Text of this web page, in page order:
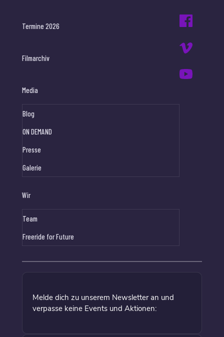
Termine 2026
Filmarchiv
Media
Blog
ON DEMAND
Presse
Galerie
Wir
Team
Freeride for Future
Melde dich zu unserem Newsletter an und
verpasse keine Events und Aktionen: